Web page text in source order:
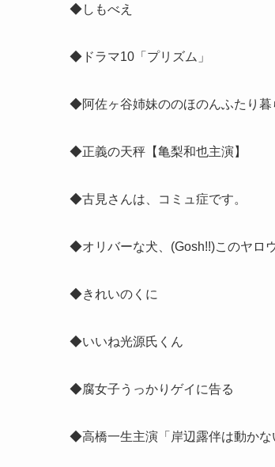
◆しもべえ
◆ドラマ10「プリズム」
◆阿佐ヶ谷姉妹ののほのんふたり暮
◆正義の天秤【亀梨和也主演】
◆古見さんは、コミュ症です。
◆オリバーな犬、(Gosh!!)このヤロ
◆きれいのくに
◆いいね光源氏くん
◆腐女子うっかりゲイに告る
◆高橋一生主演「岸辺露伴は動かな